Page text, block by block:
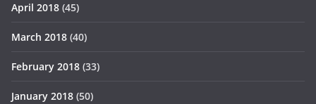
April 2018 (45)
March 2018 (40)
February 2018 (33)
January 2018 (50)